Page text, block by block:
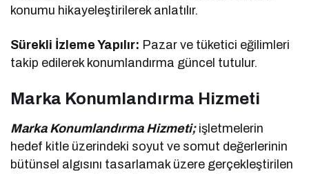
konumu hikayeleştirilerek anlatılır.
Sürekli İzleme Yapılır: Pazar ve tüketici eğilimleri
takip edilerek konumlandırma güncel tutulur.
Marka Konumlandırma Hizmeti
Marka Konumlandırma Hizmeti;işletmelerin
hedef kitle üzerindeki soyut ve somut değerlerinin
bütünsel algısını tasarlamak üzere gerçekleştirilen